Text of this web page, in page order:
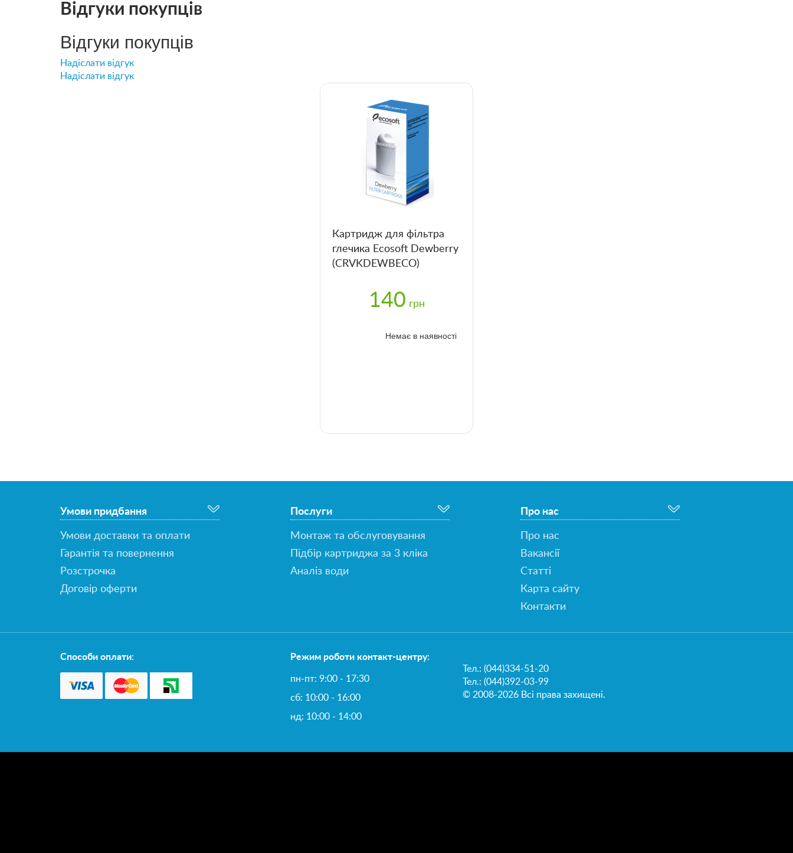
Відгуки покупців
Відгуки покупців
Надіслати відгук
Надіслати відгук
Картридж для фільтра
глечика Ecosoft Dewberry
(CRVKDEWBECO)
140 грн
Немає в наявності
Умови придбання
Умови доставки та оплати
Гарантія та повернення
Розстрочка
Договір оферти
Послуги
Монтаж та обслуговування
Підбір картриджа за 3 кліка
Аналіз води
Про нас
Про нас
Вакансії
Статті
Карта сайту
Контакти
Способи оплати: Режим роботи контакт-центру:
пн-пт: 9:00 - 17:30
сб: 10:00 - 16:00
нд: 10:00 - 14:00
Тел.:(044)334-51-20
Тел.: (044)392-03-99
© 2008-2026 Всі права захищені.